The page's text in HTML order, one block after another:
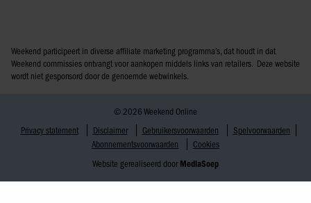
Weekend participeert in diverse affiliate marketing programma’s, dat houdt in dat
Weekend commissies ontvangt voor aankopen middels links van retailers. Deze website
wordt niet gesponsord door de genoemde webwinkels.
© 2026 Weekend Online
Privacy statement
Disclaimer Gebruikersvoorwaarden
Spelvoorwaarden
Abonnementsvoorwaarden
Cookies
Website gerealiseerd door MediaSoep